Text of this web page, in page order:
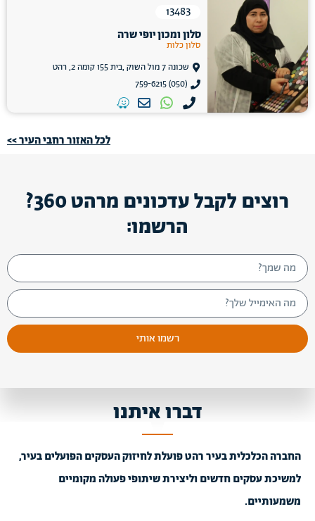
13483
סלון ומכון יופי שרה
סלון כלות
שכונה 7 מול השוק ,בית 155 קומה 2, רהט
(050) 759-6215
לכל האזור רחבי העיר >>
רוצים לקבל עדכונים מרהט 360?
הרשמו:
רשמו אותי
דברו איתנו
החברה הכלכלית בעיר רהט פועלת לחיזוק העסקים הפועלים בעיר,
למשיכת עסקים חדשים וליצירת שיתופי פעולה מקומיים
משמעותיים.